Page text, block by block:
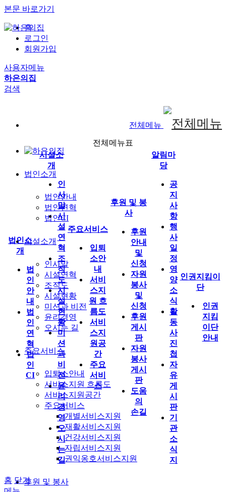
본문 바로가기
홈
로그인
회원가입
사용자메뉴
하은의집
검색
전체메뉴
법인소개
법인안내
법인연혁
법인CI
시설소개
인사말
시설연혁
조직도
시설현황
미션과 비전
윤리경영
오시는 길
주요서비스
입퇴소안내
서비스지원 흐름도
서비스지원공간
주요서비스
개별서비스지원
재활서비스지원
건강서비스지원
자립서비스지원
권익옹호서비스지원
후원 및 봉사
전체메뉴표
법인소
개
법
인
안
내
법
인
연
혁
법
인
CI
시설소
개
인
사
말
시
설
연
혁
조
직
도
시
설
현
황
미
션
과
비
전
윤
리
경
영
오
시
는
길
주요서비스
입퇴
소안
내
서비
스지
원 흐
름도
서비
스지
원공
간
주요
서비
스
후원 및 봉
사
후원
안내
및
신청
자원
봉사
및
신청
후원
게시
판
자원
봉사
게시
판
도움
의
손길
알림마
당
공
지
사
항
행
사
일
정
영
양
소
식
활
동
사
진
첩
자
유
게
시
판
기
관
소
식
지
인권지킴이
단
인권
지킴
이단
안내
홈 닫기